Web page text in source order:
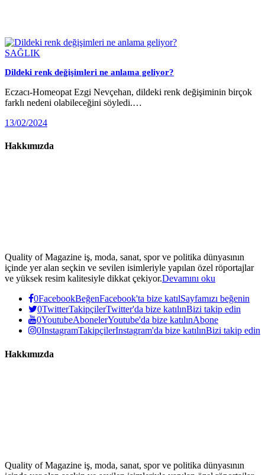
SAĞLIK
Dildeki renk değişimleri ne anlama geliyor?
Eczacı-Homeopat Ezgi Nevçehan, dildeki renk değişiminin birçok
farklı nedeni olabileceğini söyledi.…
13/02/2024
Hakkımızda
Quality of Magazine iş, moda, sanat, spor ve politika dünyasının
içinde yer alan seçkin ve sevilen isimleriyle yapılan özel röportajlar
ve yüksek resim kalitesiyle dikkat çekiyor.Devamını oku
0FacebookBeğenFacebook'ta bize katılSayfamızı beğenin
0TwitterTakipçilerTwitter'da bize katılınBizi takip edin
0YoutubeAbonelerYoutube'da bize katılınAbone
0InstagramTakipçilerInstagram'da bize katılınBizi takip edin
Hakkımızda
Quality of Magazine iş, moda, sanat, spor ve politika dünyasının